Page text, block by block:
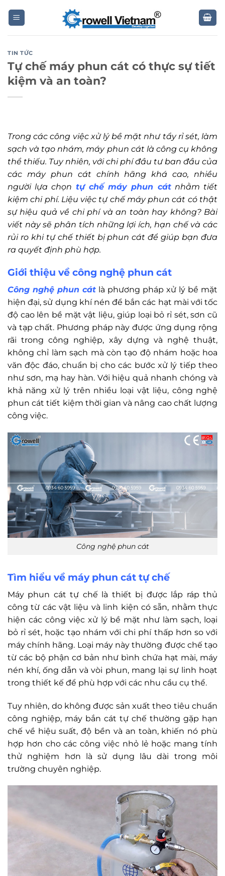
TIN TỨC
Tự chế máy phun cát có thực sự tiết
kiệm và an toàn?
Trong các công việc xử lý bề mặt như tẩy rỉ sét, làm
sạch và tạo nhám, máy phun cát là công cụ không
thể thiếu. Tuy nhiên, với chi phí đầu tư ban đầu của
các máy phun cát chính hãng khá cao, nhiều
người lựa chọn tự chế máy phun cátnhằm tiết
kiệm chi phí. Liệu việc tự chế máy phun cát có thật
sự hiệu quả về chi phí và an toàn hay không? Bài
viết này sẽ phân tích những lợi ích, hạn chế và các
rủi ro khi tự chế thiết bị phun cát để giúp bạn đưa
ra quyết định phù hợp.
Giới thiệu về công nghệ phun cát
Công nghệ phun cát là phương pháp xử lý bề mặt
hiện đại, sử dụng khí nén để bắn các hạt mài với tốc
độ cao lên bề mặt vật liệu, giúp loại bỏ rỉ sét, sơn cũ
và tạp chất. Phương pháp này được ứng dụng rộng
rãi trong công nghiệp, xây dựng và nghệ thuật,
không chỉ làm sạch mà còn tạo độ nhám hoặc hoa
văn độc đáo, chuẩn bị cho các bước xử lý tiếp theo
như sơn, mạ hay hàn. Với hiệu quả nhanh chóng và
khả năng xử lý trên nhiều loại vật liệu, công nghệ
phun cát tiết kiệm thời gian và nâng cao chất lượng
công việc.
Công nghệ phun cát
Tìm hiểu về máy phun cát tự chế
Máy phun cát tự chế là thiết bị được lắp ráp thủ
công từ các vật liệu và linh kiện có sẵn, nhằm thực
hiện các công việc xử lý bề mặt như làm sạch, loại
bỏ rỉ sét, hoặc tạo nhám với chi phí thấp hơn so với
máy chính hãng. Loại máy này thường được chế tạo
từ các bộ phận cơ bản như bình chứa hạt mài, máy
nén khí, ống dẫn và vòi phun, mang lại sự linh hoạt
trong thiết kế để phù hợp với các nhu cầu cụ thể.
Tuy nhiên, do không được sản xuất theo tiêu chuẩn
công nghiệp, máy bắn cát tự chế thường gặp hạn
chế về hiệu suất, độ bền và an toàn, khiến nó phù
hợp hơn cho các công việc nhỏ lẻ hoặc mang tính
thử nghiệm hơn là sử dụng lâu dài trong môi
trường chuyên nghiệp.